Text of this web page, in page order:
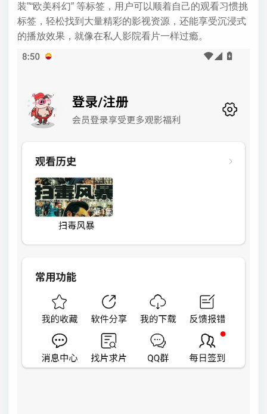
装”“欧美科幻” 等标签，用户可以顺着自己的观看习惯挑
标签，轻松找到大量精彩的影视资源，还能享受沉浸式
的播放效果，就像在私人影院看片一样过瘾。